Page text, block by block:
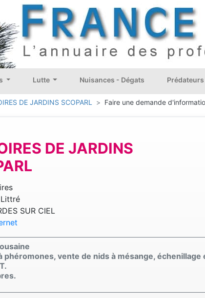
Lutte Nuisances - Dégats
DE JARDINS SCOPARL Faire une demande
DE JARDINS
SUR CIEL
phéromones, vente de nids à mésange,